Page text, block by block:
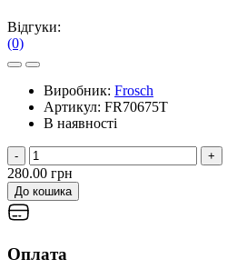
Відгуки:
(0)
Виробник: Frosch
Артикул: FR70675T
В наявності
- +
280.00 грн
До кошика
Оплата